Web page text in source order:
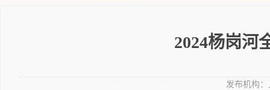
2024杨岗河
发布机构：